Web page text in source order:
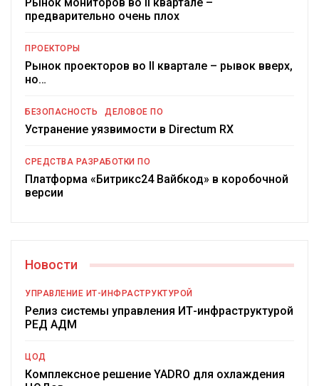
предварительно очень плох
ПРОЕКТОРЫ
Рынок проекторов во II квартале – рывок вверх,
но…
БЕЗОПАСНОСТЬ ДЕЛОВОЕ ПО
Устранение уязвимости в Directum RX
СРЕДСТВА РАЗРАБОТКИ ПО
Платформа «Битрикс24 Вайбкод» в коробочной
версии
Новости
УПРАВЛЕНИЕ ИТ-ИНФРАСТРУКТУРОЙ
Релиз системы управления ИТ-инфраструктурой
РЕД АДМ
ЦОД
Комплексное решение YADRO для охлаждения